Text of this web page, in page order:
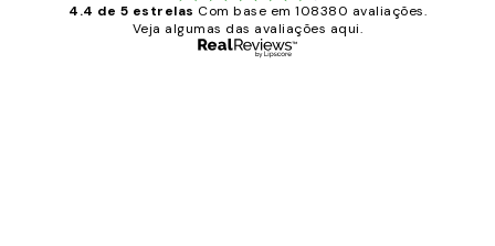
4.4 de 5 estrelas Com base em 108380 avaliações.
Veja algumas das avaliações aqui.